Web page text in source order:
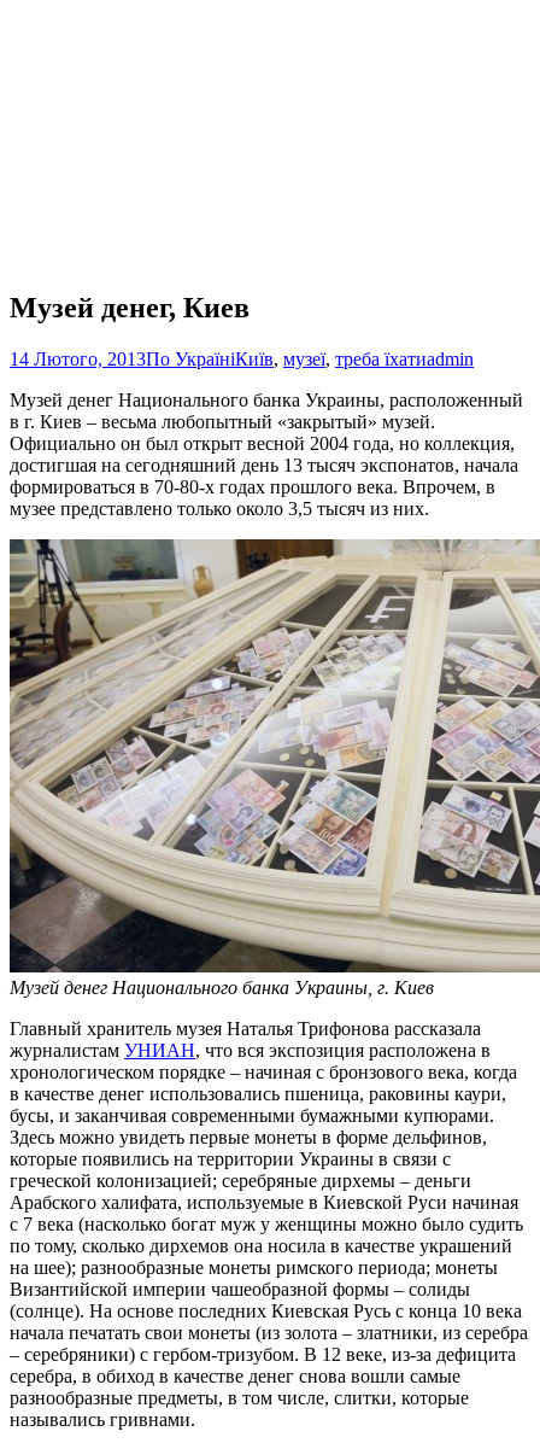
Музей денег, Киев
14 Лютого, 2013По УкраїніКиїв, музеї, треба їхатиadmin
Музей денег Национального банка Украины, расположенный
в г. Киев – весьма любопытный «закрытый» музей.
Официально он был открыт весной 2004 года, но коллекция,
достигшая на сегодняшний день 13 тысяч экспонатов, начала
формироваться в 70-80-х годах прошлого века. Впрочем, в
музее представлено только около 3,5 тысяч из них.
Музей денег Национального банка Украины, г. Киев
Главный хранитель музея Наталья Трифонова рассказала
журналистам УНИАН, что вся экспозиция расположена в
хронологическом порядке – начиная с бронзового века, когда
в качестве денег использовались пшеница, раковины каури,
бусы, и заканчивая современными бумажными купюрами.
Здесь можно увидеть первые монеты в форме дельфинов,
которые появились на территории Украины в связи с
греческой колонизацией; серебряные дирхемы – деньги
Арабского халифата, используемые в Киевской Руси начиная
с 7 века (насколько богат муж у женщины можно было судить
по тому, сколько дирхемов она носила в качестве украшений
на шее); разнообразные монеты римского периода; монеты
Византийской империи чашеобразной формы – солиды
(солнце). На основе последних Киевская Русь с конца 10 века
начала печатать свои монеты (из золота – златники, из серебра
– серебряники) с гербом-тризубом. В 12 веке, из-за дефицита
серебра, в обиход в качестве денег снова вошли самые
разнообразные предметы, в том числе, слитки, которые
назывались гривнами.